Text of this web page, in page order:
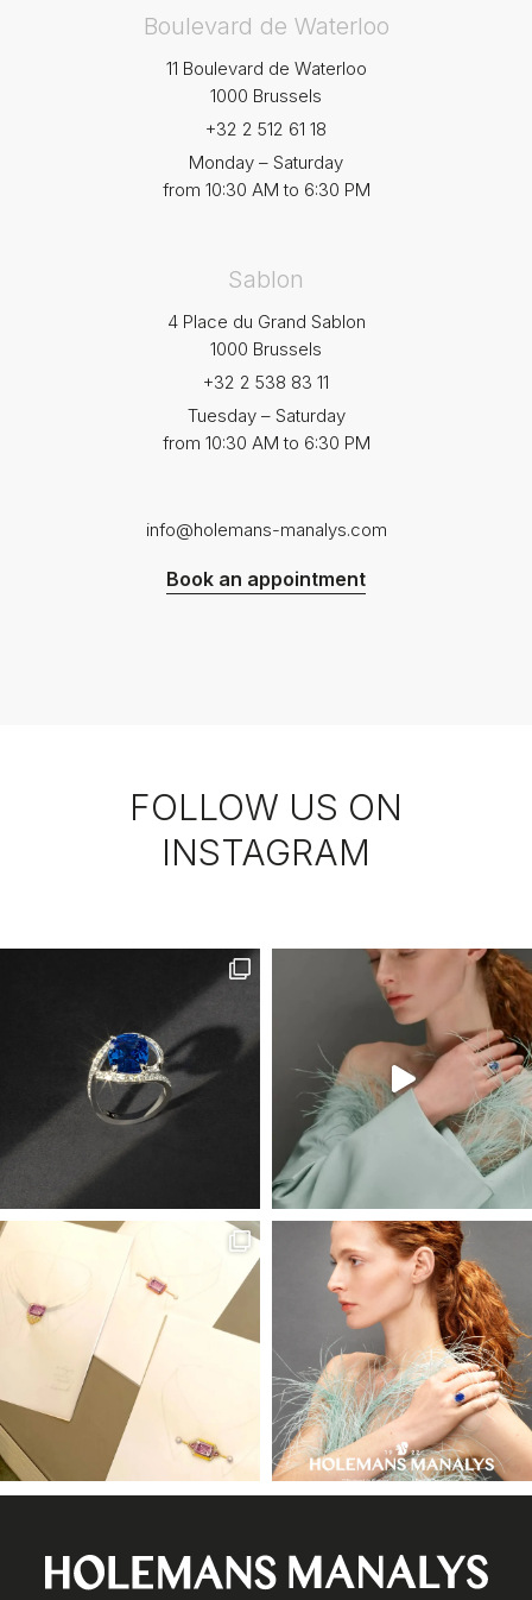
Boulevard de Waterloo
11 Boulevard de Waterloo
1000 Brussels
+32 2 512 61 18
Monday – Saturday
from 10:30 AM to 6:30 PM
Sablon
4 Place du Grand Sablon
1000 Brussels
+32 2 538 83 11
Tuesday – Saturday
from 10:30 AM to 6:30 PM
info@holemans-manalys.com
Book an appointment
FOLLOW US ON
INSTAGRAM